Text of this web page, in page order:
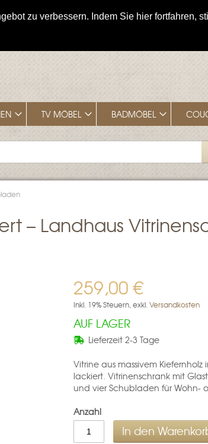
zu verbessern. Indem Sie hier fortfahren,
TV MÖBEL BADMÖBEL
– Landhaus
259,00 €
Inkl. 19% Steuern,exkl. Versandkosten
AUF LAGER
Lieferzeit 2-3 Tage
Vitrine aus massivem
lackiert. Vitrinenschrank mit
und vier Schubladen für Wohn-
Anzahl
In den